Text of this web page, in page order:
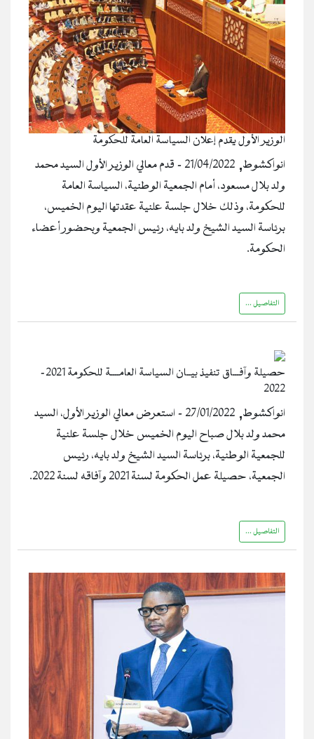
الوزير الأول يقدم إعلان السياسة العامة للحكومة
انواكشوط, 21/04/2022 - قدم معالي الوزير الأول السيد محمد
ولد بلال مسعود، أمام الجمعية الوطنية، السياسة العامة
للحكومة، وذلك خلال جلسة علنية عقدتها اليوم الخميس،
برئاسة السيد الشيخ ولد بايه، رئيس الجمعية وبحضور أعضاء
الحكومة.
التفاصيل ...
حصيلة وآفـــاق تنفيذ بيــان السياسة العامــــة للحكومة 2021-
2022
انواكشوط, 27/01/2022 - استعرض معالي الوزير الأول، السيد
محمد ولد بلال صباح اليوم الخميس خلال جلسة علنية
للجمعية الوطنية، برئاسة السيد الشيخ ولد بايه، رئيس
الجمعية، حصيلة عمل الحكومة لسنة 2021 وآفاقه لسنة 2022.
التفاصيل ...